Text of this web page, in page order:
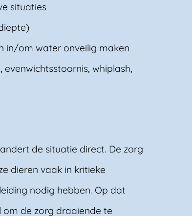
situaties
in/om water onveilig maken
whiplash,
de situatie direct. De zorg
dieren vaak in kritieke
nodig hebben. Op dat
om de zorg draaiende te